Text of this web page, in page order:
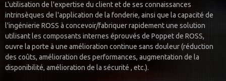
L'utilisation de l'expertise du client et de ses connaissances
intrinsèques de l'application de la fonderie, ainsi que la capacité de
l'ingénierie ROSS à concevoir/fabriquer rapidement une solution
utilisant les composants internes éprouvés de Poppet de ROSS,
ouvre la porte à une amélioration continue sans douleur (réduction
des coûts, amélioration des performances, augmentation de la
disponibilité, amélioration de la sécurité , etc.).